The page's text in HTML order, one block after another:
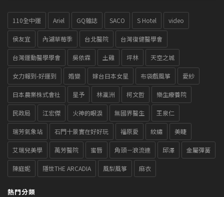
110全中運 Ariel GQ雜誌 SACO S Hotel video
侯友宜 內湖草莓季 台北醫院 台灣復健醫學會
台灣運動醫學學會 吳依霖 土雞 坪林 天空之城
女力報到-好運到 婚變 嫁台日本女星 布袋戲風箏 愛紗
日本農業株式會社 星予 林瀛洲 柯文哲 樂生療養院
民政局 江宏傑 火神的眼淚 無國界醫生 王泉仁
瑞芳氣象站 石門十景實在好好玩 福原愛 紋繡 美睫
艾瑞兒美學 萬芳醫院 蜜唇 角頭－浪流連 邱澤 金屬彈簧
陳庭妮 隱世THE ARCADIA 風梨風箏 麻衣
熱門分類